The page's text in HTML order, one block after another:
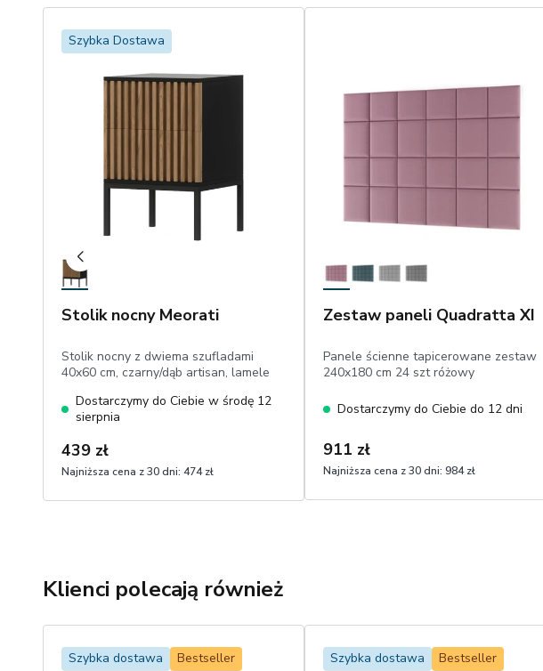
Szybka Dostawa
Stolik nocny Meorati
Stolik nocny z dwiema szufladami
40x60 cm, czarny/dąb artisan, lamele
Dostarczymy do Ciebie w środę 12
sierpnia
439 zł
Najniższa cena z 30 dni: 474 zł
Zestaw paneli Quadratta XI
Panele ścienne tapicerowane zestaw
240x180 cm 24 szt różowy
Dostarczymy do Ciebie do 12 dni
911 zł
Najniższa cena z 30 dni: 984 zł
Klienci polecają również
Szybka dostawa Bestseller Szybka dostawa Bestseller